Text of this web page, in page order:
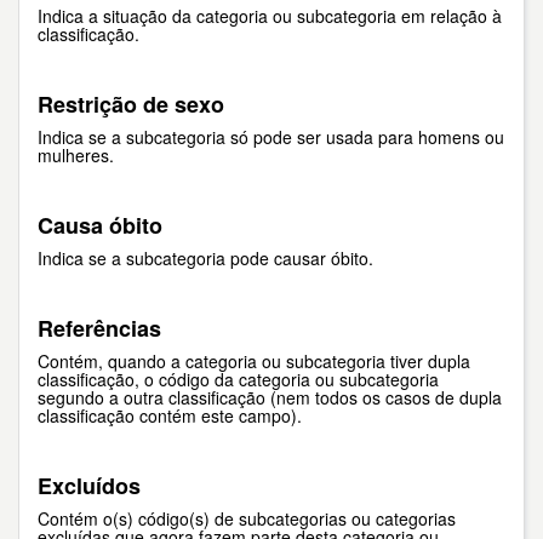
Indica a situação da categoria ou subcategoria em relação à
classificação.
Restrição de sexo
Indica se a subcategoria só pode ser usada para homens ou
mulheres.
Causa óbito
Indica se a subcategoria pode causar óbito.
Referências
Contém, quando a categoria ou subcategoria tiver dupla
classificação, o código da categoria ou subcategoria
segundo a outra classificação (nem todos os casos de dupla
classificação contém este campo).
Excluídos
Contém o(s) código(s) de subcategorias ou categorias